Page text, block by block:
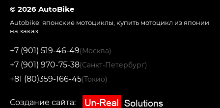
© 2026 AutoBike
Autobike: японские мотоциклы купить мотоцикл из японии
на заказ
+7 (901) 519-46-49(Москва)
+7 (901) 970-75-38(Санкт-Петербург)
+81 (80)359-166-45(Токио)
Создание сайта: